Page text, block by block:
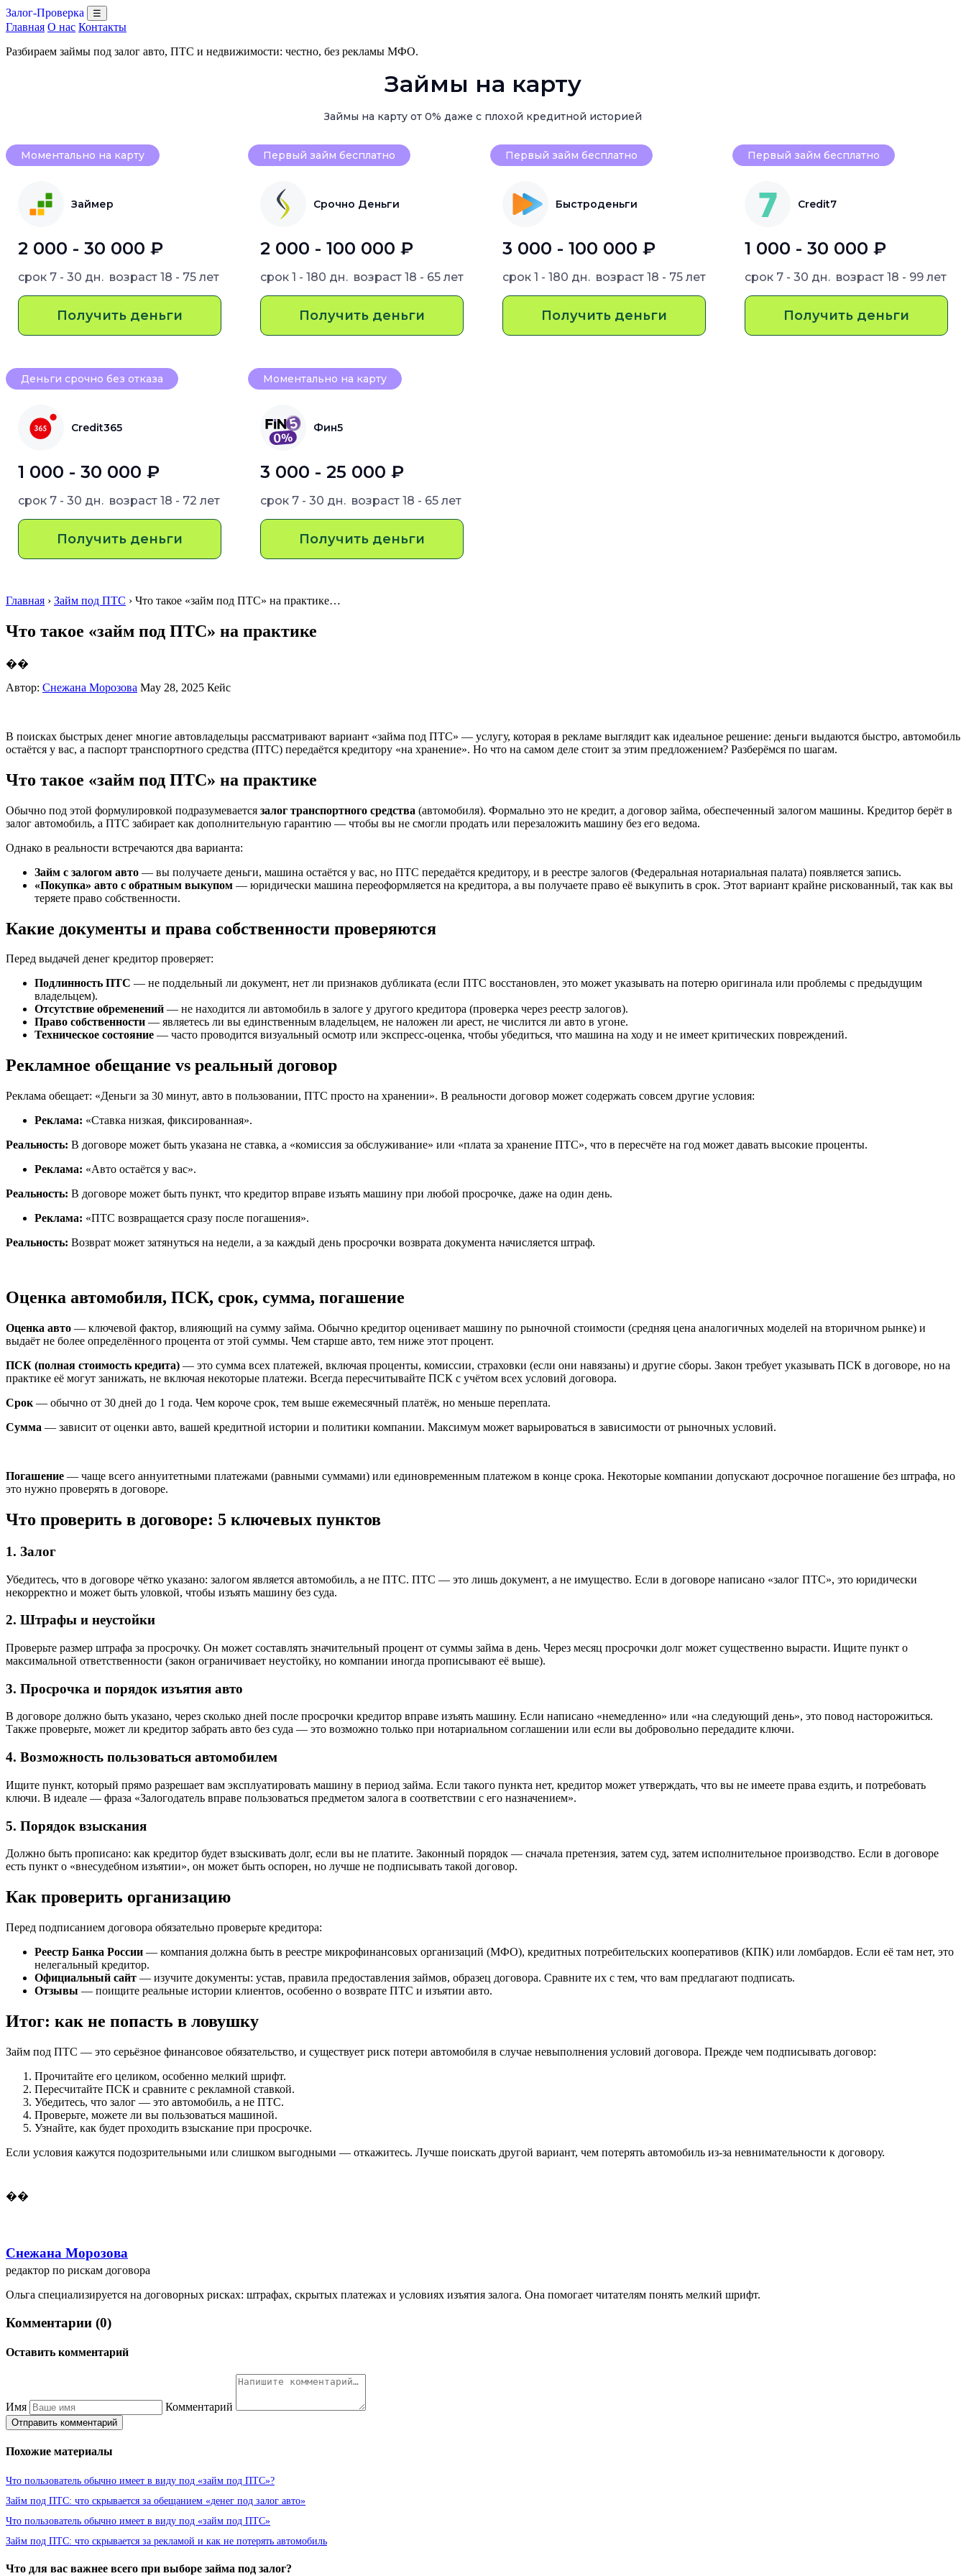
Залог-Проверка ☰
Главная О нас Контакты
Разбираем займы под залог авто, ПТС и недвижимости: честно, без рекламы МФО.
Займы на карту
Займы на карту от 0% даже с плохой кредитной историей
Моментально на карту
Займер
2 000 - 30 000 ₽
срок 7 - 30 дн. возраст 18 - 75 лет
Получить деньги
Первый займ бесплатно
Срочно Деньги
2 000 - 100 000 ₽
срок 1 - 180 дн. возраст 18 - 65 лет
Получить деньги
Первый займ бесплатно
Быстроденьги
3 000 - 100 000 ₽
срок 1 - 180 дн. возраст 18 - 75 лет
Получить деньги
Первый займ бесплатно
Credit7
1 000 - 30 000 ₽
срок 7 - 30 дн. возраст 18 - 99 лет
Получить деньги
Деньги срочно без отказа
Credit365
1 000 - 30 000 ₽
срок 7 - 30 дн. возраст 18 - 72 лет
Получить деньги
Моментально на карту
Фин5
3 000 - 25 000 ₽
срок 7 - 30 дн. возраст 18 - 65 лет
Получить деньги
Главная › Займ под ПТС › Что такое «займ под ПТС» на практике…
Что такое «займ под ПТС» на практике
��
Автор: Снежана Морозова May 28, 2025 Кейс
В поисках быстрых денег многие автовладельцы рассматривают вариант «займа под ПТС» — услугу, которая в рекламе выглядит как идеальное решение: деньги выдаются быстро, автомобиль
остаётся у вас, а паспорт транспортного средства (ПТС) передаётся кредитору «на хранение». Но что на самом деле стоит за этим предложением? Разберёмся по шагам.
Что такое «займ под ПТС» на практике
Обычно под этой формулировкой подразумевается залог транспортного средства (автомобиля). Формально это не кредит, а договор займа, обеспеченный залогом машины. Кредитор берёт в
залог автомобиль, а ПТС забирает как дополнительную гарантию — чтобы вы не смогли продать или перезаложить машину без его ведома.
Однако в реальности встречаются два варианта:
Займ с залогом авто — вы получаете деньги, машина остаётся у вас, но ПТС передаётся кредитору, и в реестре залогов (Федеральная нотариальная палата) появляется запись.
«Покупка» авто с обратным выкупом — юридически машина переоформляется на кредитора, а вы получаете право её выкупить в срок. Этот вариант крайне рискованный, так как вы
теряете право собственности.
Какие документы и права собственности проверяются
Перед выдачей денег кредитор проверяет:
Подлинность ПТС — не поддельный ли документ, нет ли признаков дубликата (если ПТС восстановлен, это может указывать на потерю оригинала или проблемы с предыдущим
владельцем).
Отсутствие обременений — не находится ли автомобиль в залоге у другого кредитора (проверка через реестр залогов).
Право собственности — являетесь ли вы единственным владельцем, не наложен ли арест, не числится ли авто в угоне.
Техническое состояние — часто проводится визуальный осмотр или экспресс-оценка, чтобы убедиться, что машина на ходу и не имеет критических повреждений.
Рекламное обещание vs реальный договор
Реклама обещает: «Деньги за 30 минут, авто в пользовании, ПТС просто на хранении». В реальности договор может содержать совсем другие условия:
Реклама: «Ставка низкая, фиксированная».
Реальность: В договоре может быть указана не ставка, а «комиссия за обслуживание» или «плата за хранение ПТС», что в пересчёте на год может давать высокие проценты.
Реклама: «Авто остаётся у вас».
Реальность: В договоре может быть пункт, что кредитор вправе изъять машину при любой просрочке, даже на один день.
Реклама: «ПТС возвращается сразу после погашения».
Реальность: Возврат может затянуться на недели, а за каждый день просрочки возврата документа начисляется штраф.
Оценка автомобиля, ПСК, срок, сумма, погашение
Оценка авто — ключевой фактор, влияющий на сумму займа. Обычно кредитор оценивает машину по рыночной стоимости (средняя цена аналогичных моделей на вторичном рынке) и
выдаёт не более определённого процента от этой суммы. Чем старше авто, тем ниже этот процент.
ПСК (полная стоимость кредита) — это сумма всех платежей, включая проценты, комиссии, страховки (если они навязаны) и другие сборы. Закон требует указывать ПСК в договоре, но на
практике её могут занижать, не включая некоторые платежи. Всегда пересчитывайте ПСК с учётом всех условий договора.
Срок — обычно от 30 дней до 1 года. Чем короче срок, тем выше ежемесячный платёж, но меньше переплата.
Сумма — зависит от оценки авто, вашей кредитной истории и политики компании. Максимум может варьироваться в зависимости от рыночных условий.
Погашение — чаще всего аннуитетными платежами (равными суммами) или единовременным платежом в конце срока. Некоторые компании допускают досрочное погашение без штрафа, но
это нужно проверять в договоре.
Что проверить в договоре: 5 ключевых пунктов
1. Залог
Убедитесь, что в договоре чётко указано: залогом является автомобиль, а не ПТС. ПТС — это лишь документ, а не имущество. Если в договоре написано «залог ПТС», это юридически
некорректно и может быть уловкой, чтобы изъять машину без суда.
2. Штрафы и неустойки
Проверьте размер штрафа за просрочку. Он может составлять значительный процент от суммы займа в день. Через месяц просрочки долг может существенно вырасти. Ищите пункт о
максимальной ответственности (закон ограничивает неустойку, но компании иногда прописывают её выше).
3. Просрочка и порядок изъятия авто
В договоре должно быть указано, через сколько дней после просрочки кредитор вправе изъять машину. Если написано «немедленно» или «на следующий день», это повод насторожиться.
Также проверьте, может ли кредитор забрать авто без суда — это возможно только при нотариальном соглашении или если вы добровольно передадите ключи.
4. Возможность пользоваться автомобилем
Ищите пункт, который прямо разрешает вам эксплуатировать машину в период займа. Если такого пункта нет, кредитор может утверждать, что вы не имеете права ездить, и потребовать
ключи. В идеале — фраза «Залогодатель вправе пользоваться предметом залога в соответствии с его назначением».
5. Порядок взыскания
Должно быть прописано: как кредитор будет взыскивать долг, если вы не платите. Законный порядок — сначала претензия, затем суд, затем исполнительное производство. Если в договоре
есть пункт о «внесудебном изъятии», он может быть оспорен, но лучше не подписывать такой договор.
Как проверить организацию
Перед подписанием договора обязательно проверьте кредитора:
Реестр Банка России — компания должна быть в реестре микрофинансовых организаций (МФО), кредитных потребительских кооперативов (КПК) или ломбардов. Если её там нет, это
нелегальный кредитор.
Официальный сайт — изучите документы: устав, правила предоставления займов, образец договора. Сравните их с тем, что вам предлагают подписать.
Отзывы — поищите реальные истории клиентов, особенно о возврате ПТС и изъятии авто.
Итог: как не попасть в ловушку
Займ под ПТС — это серьёзное финансовое обязательство, и существует риск потери автомобиля в случае невыполнения условий договора. Прежде чем подписывать договор:
Прочитайте его целиком, особенно мелкий шрифт.
Пересчитайте ПСК и сравните с рекламной ставкой.
Убедитесь, что залог — это автомобиль, а не ПТС.
Проверьте, можете ли вы пользоваться машиной.
Узнайте, как будет проходить взыскание при просрочке.
Если условия кажутся подозрительными или слишком выгодными — откажитесь. Лучше поискать другой вариант, чем потерять автомобиль из-за невнимательности к договору.
��
Снежана Морозова
редактор по рискам договора
Ольга специализируется на договорных рисках: штрафах, скрытых платежах и условиях изъятия залога. Она помогает читателям понять мелкий шрифт.
Комментарии (0)
Оставить комментарий
Имя Комментарий
Отправить комментарий
Похожие материалы
Что пользователь обычно имеет в виду под «займ под ПТС»?
Займ под ПТС: что скрывается за обещанием «денег под залог авто»
Что пользователь обычно имеет в виду под «займ под ПТС»
Займ под ПТС: что скрывается за рекламой и как не потерять автомобиль
Что для вас важнее всего при выборе займа под залог?